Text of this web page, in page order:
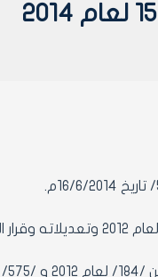
مادة 1- الموافقة على تمديد العمل بقرار المكتب التنفيذي